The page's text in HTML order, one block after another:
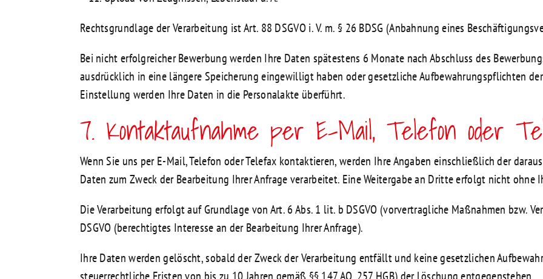
Rechtsgrundlage der Verarbeitung ist Art. 88 DSGVO i. V. m. § 26 BDSG (Anbahnung eines
Bei nicht erfolgreicher Bewerbung werden Ihre Daten spätestens 6 Monate nach Abschluss des
ausdrücklich in eine längere Speicherung eingewilligt haben oder gesetzliche Aufbewahrungspflichten
Einstellung werden Ihre Daten in die Personalakte überführt.
7. Kontaktaufnahme per E-Mail, Telefon oder
Wenn Sie uns per E-Mail, Telefon oder Telefax kontaktieren, werden Ihre Angaben einschließlich der
Daten zum Zweck der Bearbeitung Ihrer Anfrage verarbeitet. Eine Weitergabe an Dritte erfolgt nicht ohne
Die Verarbeitung erfolgt auf Grundlage von Art. 6 Abs. 1 lit. b DSGVO (vorvertragliche Maßnahmen bzw.
DSGVO (berechtigtes Interesse an der Bearbeitung Ihrer Anfrage).
Ihre Daten werden gelöscht, sobald der Zweck der Verarbeitung entfällt und keine gesetzlichen